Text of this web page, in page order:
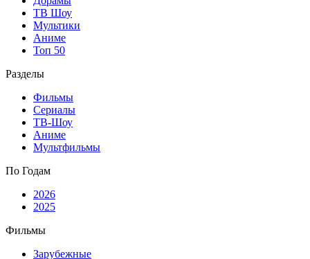
ТВ Шоу
Мультики
Аниме
Топ 50
Разделы
Фильмы
Сериалы
ТВ-Шоу
Аниме
Мультфильмы
По Годам
2026
2025
Фильмы
Зарубежные